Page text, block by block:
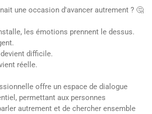
une occasion d'avancer autrement ? 🤔
les émotions prennent le dessus.
difficile.
réelle.
offre un espace de dialogue
permettant aux personnes
autrement et de chercher ensemble